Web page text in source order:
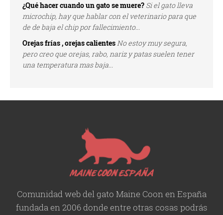
¿Qué hacer cuando un gato se muere? Si el gato lleva
microchip, hay que hablar con el veterinario para que
de de baja el chip por fallecimiento...
Orejas frías , orejas calientesNo estoy muy segura,
pero creo que orejas, rabo, nariz y patas suelen tener
una temperatura mas baja...
Comunidad web del gato Maine Coon en España
fundada en 2006 donde entre otras cosas podrás